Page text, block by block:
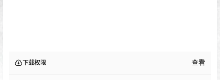
下载权限 查看